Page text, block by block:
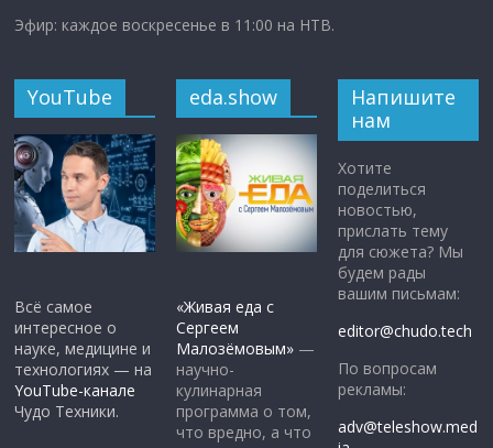
Эфир: каждое воскресенье в 11:00 на НТВ.
YouTube
Всё самое
интересное о
науке, медицине и
технологиях — на
YouTube-канале
Чудо Техники.
eda.show
«Живая еда с
Сергеем
Малозёмовым» —
научно-
кулинарная
программа о том,
что вредно, а что
Напишите
нам
Хотите
поделиться
новостью,
прислать тему
для сюжета? Мы
будем рады
вашим письмам:
editor@chudo.tech
По вопросам
рекламы:
adv@teleshow.med